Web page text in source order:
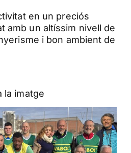
en un preciós
amb un altíssim nivell de
i bon ambient de
la imatge